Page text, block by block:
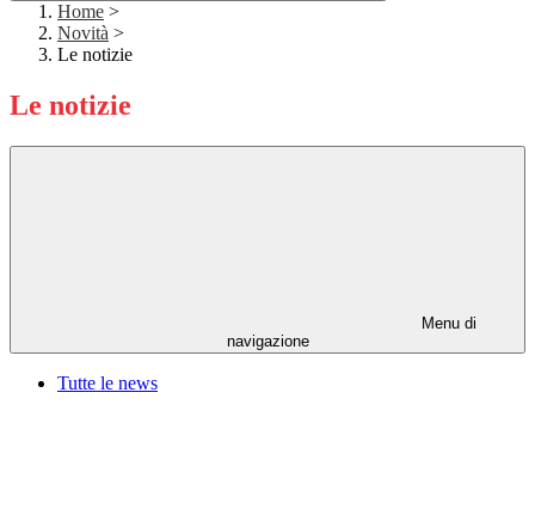
Home >
Novità >
Le notizie
Le notizie
Menu di
navigazione
Tutte le news